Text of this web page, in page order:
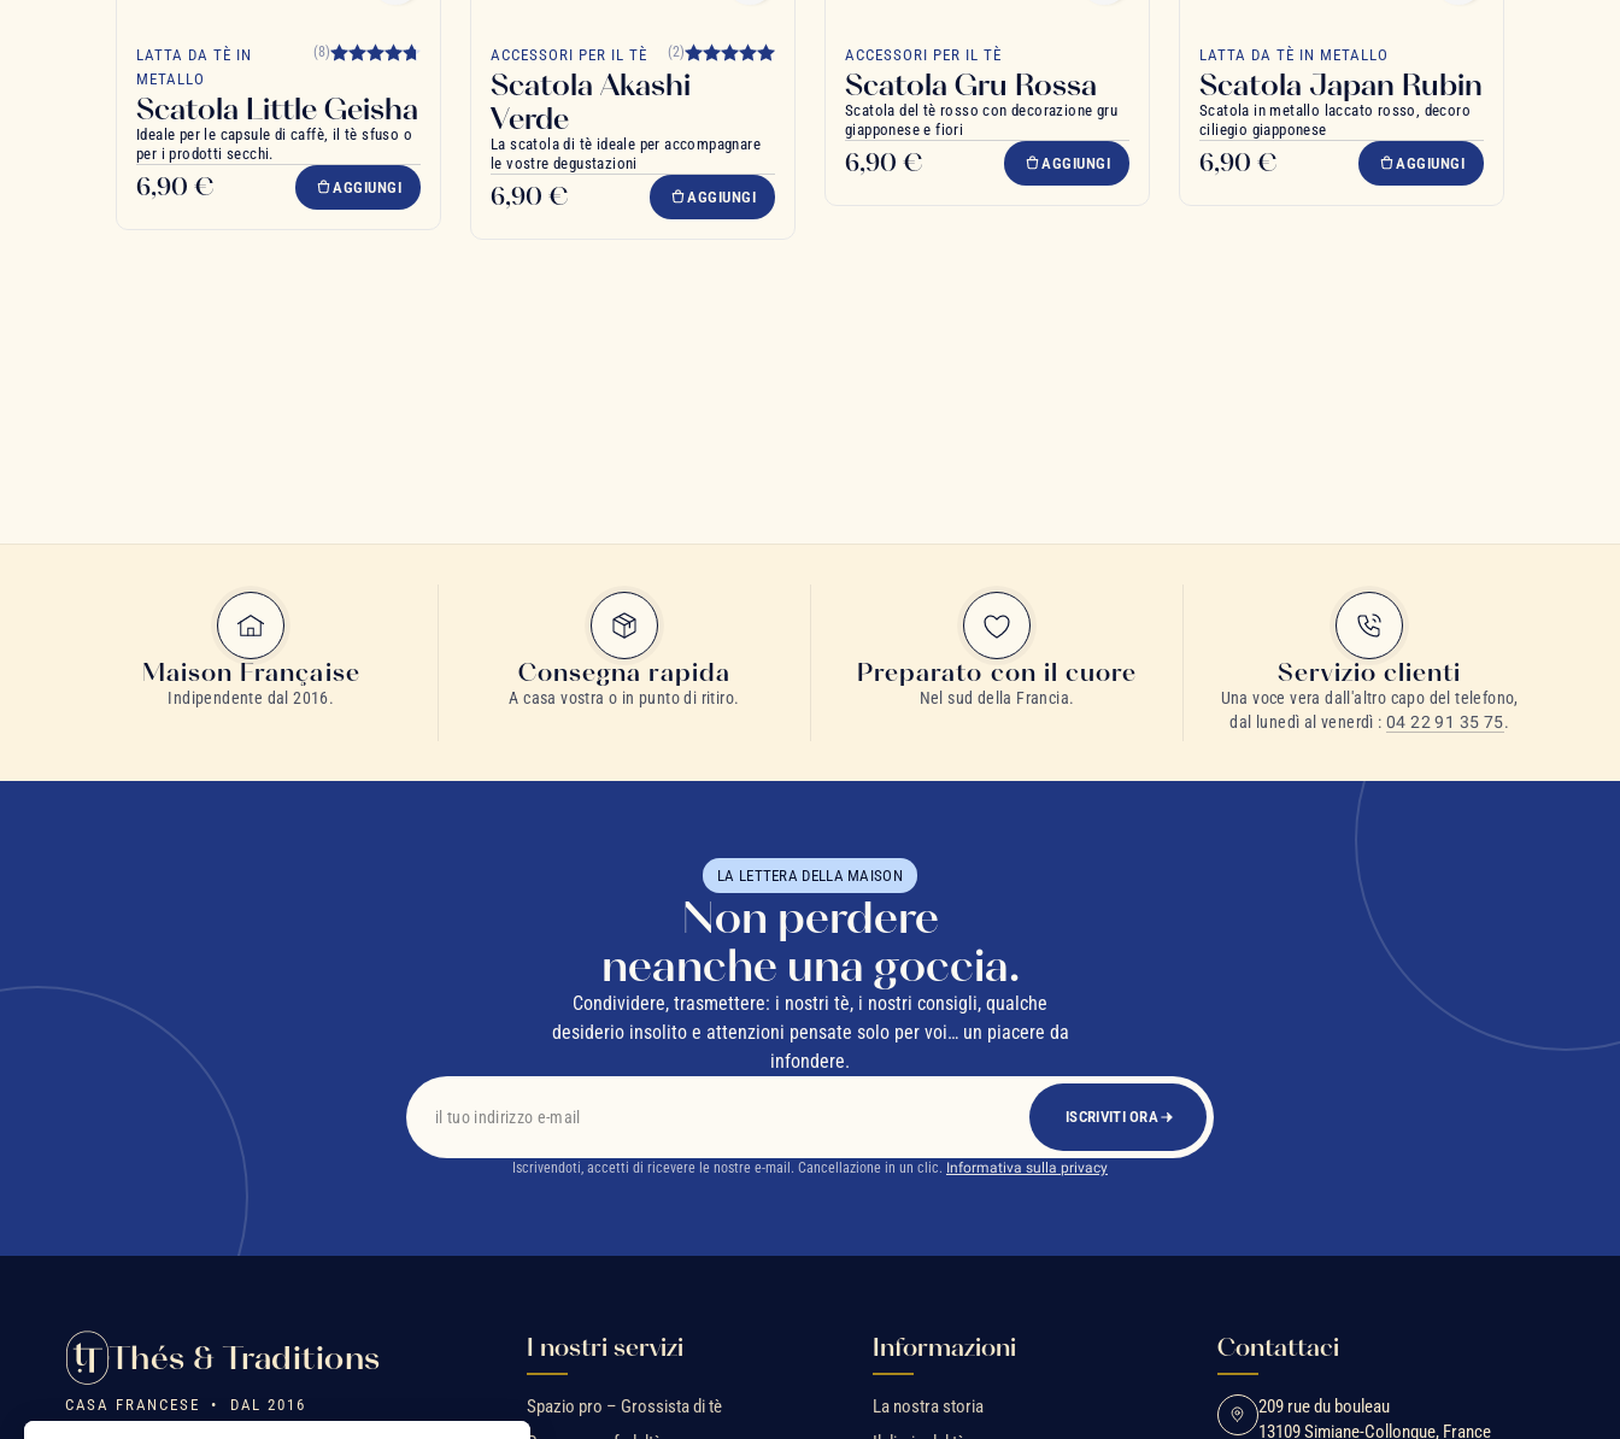
LATTA DA TÈ IN
METALLO
(8)
Scatola Little Geisha
Ideale per le capsule di caffè, il tè sfuso o
per i prodotti secchi.
6,90 € AGGIUNGI
ACCESSORI PER IL TÈ (2)
Scatola Akashi
Verde
La scatola di tè ideale per accompagnare
le vostre degustazioni
6,90 € AGGIUNGI
ACCESSORI PER IL TÈ
Scatola Gru Rossa
Scatola del tè rosso con decorazione gru
giapponese e fiori
6,90 € AGGIUNGI
LATTA DA TÈ IN METALLO
Scatola Japan Rubin
Scatola in metallo laccato rosso, decoro
ciliegio giapponese
6,90 € AGGIUNGI
Maison Française
Indipendente dal 2016.
Consegna rapida
A casa vostra o in punto di ritiro.
Preparato con il cuore
Nel sud della Francia.
Servizio clienti
Una voce vera dall'altro capo del telefono,
dal lunedì al venerdì : 04 22 91 35 75.
LA LETTERA DELLA MAISON
Non perdere
neanche una goccia.
Condividere, trasmettere: i nostri tè, i nostri consigli, qualche
desiderio insolito e attenzioni pensate solo per voi… un piacere da
infondere.
ISCRIVITI ORA
Iscrivendoti, accetti di ricevere le nostre e-mail. Cancellazione in un clic. Informativa sulla privacy
Thés & Traditions
CASA FRANCESE • DAL 2016
I nostri servizi
Spazio pro – Grossista di tè
Informazioni
La nostra storia
Contattaci
209 rue du bouleau
13109 Simiane-Collongue, France